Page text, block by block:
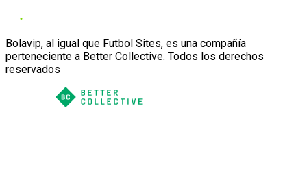
Bolavip, al igual que Futbol Sites, es una compañía
perteneciente a Better Collective. Todos los derechos
reservados